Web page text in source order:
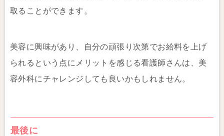
取ることができます。
美容に興味があり、自分の頑張り次第でお給料を上げ
られるという点にメリットを感じる看護師さんは、美
容外科にチャレンジしても良いかもしれません。
最後に